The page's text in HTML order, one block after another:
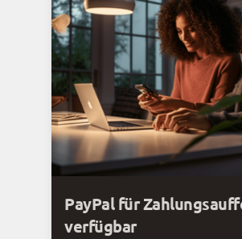
PayPal für
verfügbar